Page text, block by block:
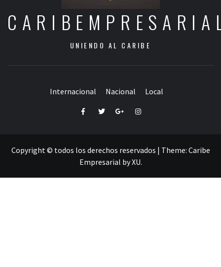
UNIENDO AL CARIBE
Internacional Nacional Local
FacebookTwitterGoogle+Instagram
Copyright © todos los derechos reservados | Theme: Caribe
Empresarial byXU.